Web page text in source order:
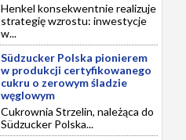
Henkel konsekwentnie realizuje
strategię wzrostu: inwestycje
w...
Südzucker Polska pionierem
w produkcji certyfikowanego
cukru o zerowym śladzie
węglowym
Cukrownia Strzelin, należąca do
Südzucker Polska...